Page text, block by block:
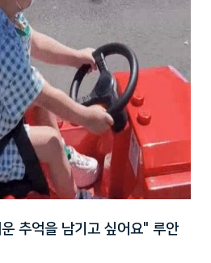
추억을 남기고 싶어요" 루안